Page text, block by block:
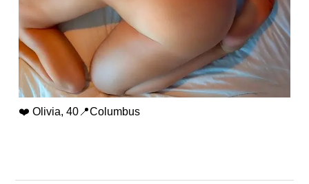
❤️ Olivia, 40📍Columbus